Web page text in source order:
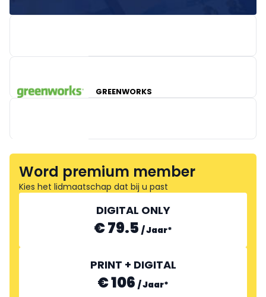
GREENWORKS
Word premium member
Kies het lidmaatschap dat bij u past
DIGITAL ONLY
€ 79.5 /Jaar*
PRINT + DIGITAL
€ 106 /Jaar*